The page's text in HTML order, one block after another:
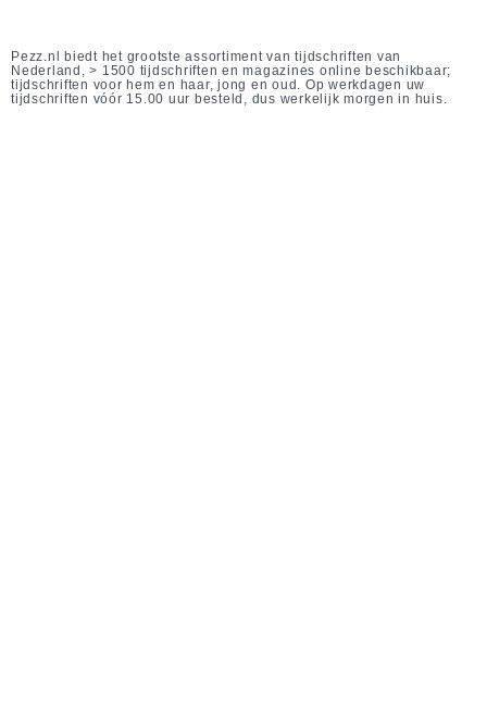
Pezz.nl biedt het grootste assortiment van tijdschriften van
Nederland, > 1500 tijdschriften en magazines online beschikbaar;
tijdschriften voor hem en haar, jong en oud. Op werkdagen uw
tijdschriften vóór 15.00 uur besteld, dus werkelijk morgen in huis.